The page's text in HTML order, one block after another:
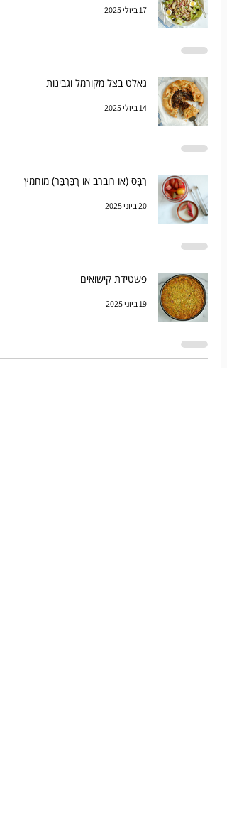
17 ביולי 2025
גאלט בצל מקורמל וגבינות
14 ביולי 2025
רִבָּס (או רוברב או רָבָּרְבֶּר) מוחמץ
20 ביוני 2025
פשטידת קישואים
19 ביוני 2025